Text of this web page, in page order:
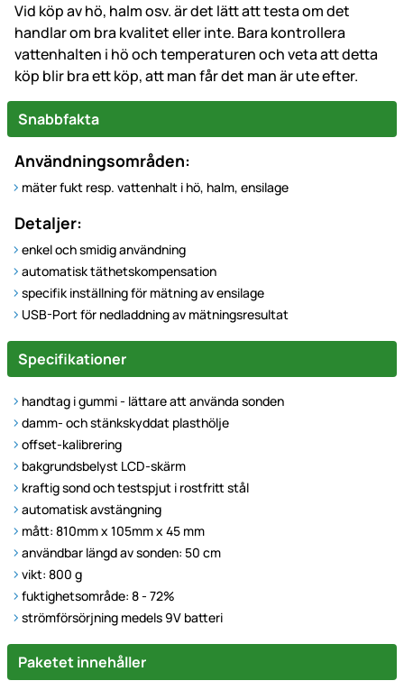
Vid köp av hö, halm osv. är det lätt att testa om det
handlar om bra kvalitet eller inte. Bara kontrollera
vattenhalten i hö och temperaturen och veta att detta
köp blir bra ett köp, att man får det man är ute efter.
Snabbfakta
Användningsområden:
mäter fukt resp. vattenhalt i hö, halm, ensilage
Detaljer:
enkel och smidig användning
automatisk täthetskompensation
specifik inställning för mätning av ensilage
USB-Port för nedladdning av mätningsresultat
Specifikationer
handtag i gummi - lättare att använda sonden
damm- och stänkskyddat plasthölje
offset-kalibrering
bakgrundsbelyst LCD-skärm
kraftig sond och testspjut i rostfritt stål
automatisk avstängning
mått: 810mm x 105mm x 45 mm
användbar längd av sonden: 50 cm
vikt: 800 g
fuktighetsområde: 8 - 72%
strömförsörjning medels 9V batteri
Paketet innehåller